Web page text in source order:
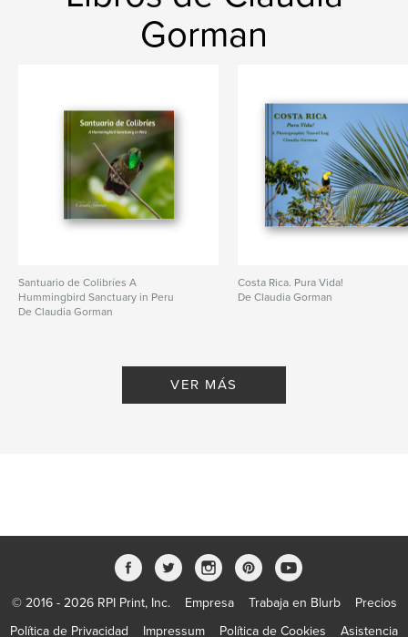
Gorman
Santuario de Colibríes A
Hummingbird Sanctuary in Peru
De Claudia Gorman
Costa Rica. Pura Vida!
De Claudia Gorman
VER MÁS
© 2016 - 2026 RPI Print, Inc. Empresa Trabaja en Blurb
Precios
Política de Privacidad
Impressum Política de Cookies Asistencia